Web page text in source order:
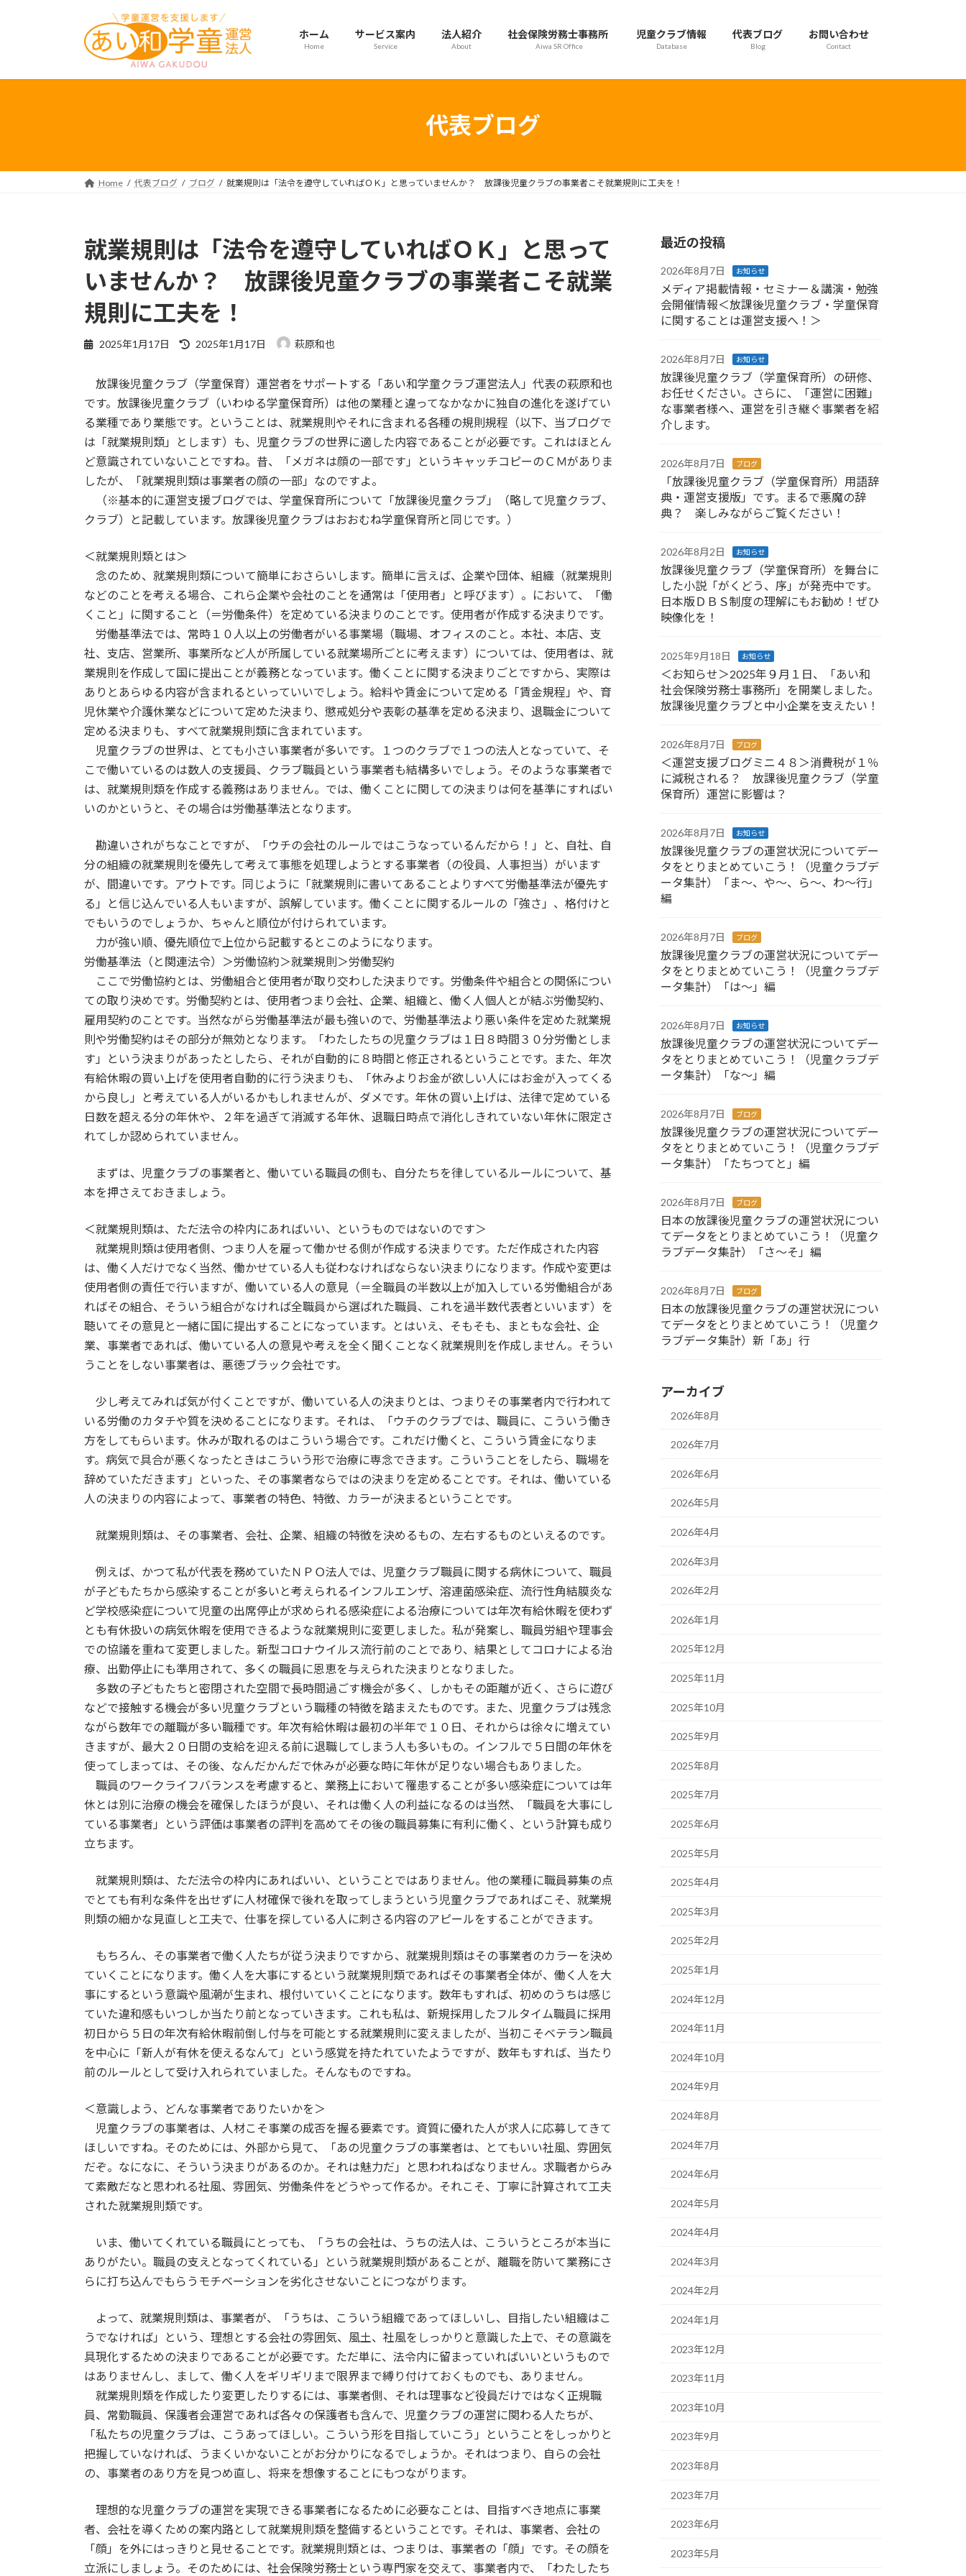
ツ
シ
ホーム
Home
サービス案内
Service
法人紹介
About
社会保険労務士事務所
Aiwa SR Office
児童クラブ情報
Database
代表ブログ
Blog
お問い合わせ
Contact
代表ブログ
Home 代表ブログ ブログ 就業規則は「法令を遵守していればＯＫ」と思っていませんか？ 放課後児童クラブの事業者こそ就業規則に工夫を！
就業規則は「法令を遵守していればＯＫ」と思って
いませんか？ 放課後児童クラブの事業者こそ就業
規則に工夫を！
2025年1月17日
最
新
日
:
2025年1月17日 萩原和也
放課後児童クラブ（学童保育）運営者をサポートする「あい和学童クラブ運営法人」代表の萩原和也
です。放課後児童クラブ（いわゆる学童保育所）は他の業種と違ってなかなかに独自の進化を遂げてい
る業種であり業態です。ということは、就業規則やそれに含まれる各種の規則規程（以下、当ブログで
は「就業規則類」とします）も、児童クラブの世界に適した内容であることが必要です。これはほとん
ど意識されていないことですね。昔、「メガネは顔の一部です」というキャッチコピーのＣＭがありま
したが、「就業規則類は事業者の顔の一部」なのですよ。
（※基本的に運営支援ブログでは、学童保育所について「放課後児童クラブ」（略して児童クラブ、
クラブ）と記載しています。放課後児童クラブはおおむね学童保育所と同じです。）
＜就業規則類とは＞
念のため、就業規則類について簡単におさらいします。簡単に言えば、企業や団体、組織（就業規則
などのことを考える場合、これら企業や会社のことを通常は「使用者」と呼びます）。において、「働
くこと」に関すること（＝労働条件）を定めている決まりのことです。使用者が作成する決まりです。
労働基準法では、常時１０人以上の労働者がいる事業場（職場、オフィスのこと。本社、本店、支
社、支店、営業所、事業所など人が所属している就業場所ごとに考えます）については、使用者は、就
業規則を作成して国に提出ことが義務となっています。働くことに関する決まりごとですから、実際は
ありとあらゆる内容が含まれるといっていいでしょう。給料や賃金について定める「賃金規程」や、育
児休業や介護休業などについて定めた決まり、懲戒処分や表彰の基準を定める決まり、退職金について
定める決まりも、すべて就業規則類に含まれています。
児童クラブの世界は、とても小さい事業者が多いです。１つのクラブで１つの法人となっていて、そ
こで働いているのは数人の支援員、クラブ職員という事業者も結構多いでしょう。そのような事業者で
は、就業規則類を作成する義務はありません。では、働くことに関しての決まりは何を基準にすればい
いのかというと、その場合は労働基準法となります。
勘違いされがちなことですが、「ウチの会社のルールではこうなっているんだから！」と、自社、自
分の組織の就業規則を優先して考えて事態を処理しようとする事業者（の役員、人事担当）がいます
が、間違いです。アウトです。同じように「就業規則に書いてあることよりすべて労働基準法が優先す
る」と信じ込んでいる人もいますが、誤解しています。働くことに関するルールの「強さ」、格付けと
でもいうのでしょうか、ちゃんと順位が付けられています。
力が強い順、優先順位で上位から記載するとこのようになります。
労働基準法（と関連法令）＞労働協約＞就業規則＞労働契約
ここで労働協約とは、労働組合と使用者が取り交わした決まりです。労働条件や組合との関係につい
ての取り決めです。労働契約とは、使用者つまり会社、企業、組織と、働く人個人とが結ぶ労働契約、
雇用契約のことです。当然ながら労働基準法が最も強いので、労働基準法より悪い条件を定めた就業規
則や労働契約はその部分が無効となります。「わたしたちの児童クラブは１日８時間３０分労働としま
す」という決まりがあったとしたら、それが自動的に８時間と修正されるということです。また、年次
有給休暇の買い上げを使用者自動的に行う決まりも、「休みよりお金が欲しい人にはお金が入ってくる
から良し」と考えている人がいるかもしれませんが、ダメです。年休の買い上げは、法律で定めている
日数を超える分の年休や、２年を過ぎて消滅する年休、退職日時点で消化しきれていない年休に限定さ
れてしか認められていません。
まずは、児童クラブの事業者と、働いている職員の側も、自分たちを律しているルールについて、基
本を押さえておきましょう。
＜就業規則類は、ただ法令の枠内にあればいい、というものではないのです＞
就業規則類は使用者側、つまり人を雇って働かせる側が作成する決まりです。ただ作成された内容
は、働く人だけでなく当然、働かせている人も従わなければならない決まりになります。作成や変更は
使用者側の責任で行いますが、働いている人の意見（＝全職員の半数以上が加入している労働組合があ
ればその組合、そういう組合がなければ全職員から選ばれた職員、これを過半数代表者といいます）を
聴いてその意見と一緒に国に提出することになっています。とはいえ、そもそも、まともな会社、企
業、事業者であれば、働いている人の意見や考えを全く聞くことなく就業規則を作成しません。そうい
うことをしない事業者は、悪徳ブラック会社です。
少し考えてみれば気が付くことですが、働いている人の決まりとは、つまりその事業者内で行われて
いる労働のカタチや質を決めることになります。それは、「ウチのクラブでは、職員に、こういう働き
方をしてもらいます。休みが取れるのはこういう場合です。これだけ働くと、こういう賃金になりま
す。病気で具合が悪くなったときはこういう形で治療に専念できます。こういうことをしたら、職場を
辞めていただきます」といった、その事業者ならではの決まりを定めることです。それは、働いている
人の決まりの内容によって、事業者の特色、特徴、カラーが決まるということです。
就業規則類は、その事業者、会社、企業、組織の特徴を決めるもの、左右するものといえるのです。
例えば、かつて私が代表を務めていたＮＰＯ法人では、児童クラブ職員に関する病休について、職員
が子どもたちから感染することが多いと考えられるインフルエンザ、溶連菌感染症、流行性角結膜炎な
ど学校感染症について児童の出席停止が求められる感染症による治療については年次有給休暇を使わず
とも有休扱いの病気休暇を使用できるような就業規則に変更しました。私が発案し、職員労組や理事会
での協議を重ねて変更しました。新型コロナウイルス流行前のことであり、結果としてコロナによる治
療、出勤停止にも準用されて、多くの職員に恩恵を与えられた決まりとなりました。
多数の子どもたちと密閉された空間で長時間過ごす機会が多く、しかもその距離が近く、さらに遊び
などで接触する機会が多い児童クラブという職種の特徴を踏まえたものです。また、児童クラブは残念
ながら数年での離職が多い職種です。年次有給休暇は最初の半年で１０日、それからは徐々に増えてい
きますが、最大２０日間の支給を迎える前に退職してしまう人も多いもの。インフルで５日間の年休を
使ってしまっては、その後、なんだかんだで休みが必要な時に年休が足りない場合もありました。
職員のワークライフバランスを考慮すると、業務上において罹患することが多い感染症については年
休とは別に治療の機会を確保したほうが良い、それは働く人の利益になるのは当然、「職員を大事にし
ている事業者」という評価は事業者の評判を高めてその後の職員募集に有利に働く、という計算も成り
立ちます。
就業規則類は、ただ法令の枠内にあればいい、ということではありません。他の業種に職員募集の点
でとても有利な条件を出せずに人材確保で後れを取ってしまうという児童クラブであればこそ、就業規
則類の細かな見直しと工夫で、仕事を探している人に刺さる内容のアピールをすることができます。
もちろん、その事業者で働く人たちが従う決まりですから、就業規則類はその事業者のカラーを決め
ていくことになります。働く人を大事にするという就業規則類であればその事業者全体が、働く人を大
事にするという意識や風潮が生まれ、根付いていくことになります。数年もすれば、初めのうちは感じ
ていた違和感もいつしか当たり前となっていきます。これも私は、新規採用したフルタイム職員に採用
初日から５日の年次有給休暇前倒し付与を可能とする就業規則に変えましたが、当初こそベテラン職員
を中心に「新人が有休を使えるなんて」という感覚を持たれていたようですが、数年もすれば、当たり
前のルールとして受け入れられていました。そんなものですね。
＜意識しよう、どんな事業者でありたいかを＞
児童クラブの事業者は、人材こそ事業の成否を握る要素です。資質に優れた人が求人に応募してきて
ほしいですね。そのためには、外部から見て、「あの児童クラブの事業者は、とてもいい社風、雰囲気
だぞ。なになに、そういう決まりがあるのか。それは魅力だ」と思われねばなりません。求職者からみ
て素敵だなと思われる社風、雰囲気、労働条件をどうやって作るか。それこそ、丁寧に計算されて工夫
された就業規則類です。
いま、働いてくれている職員にとっても、「うちの会社は、うちの法人は、こういうところが本当に
ありがたい。職員の支えとなってくれている」という就業規則類があることが、離職を防いて業務にさ
らに打ち込んでもらうモチベーションを劣化させないことにつながります。
よって、就業規則類は、事業者が、「うちは、こういう組織であってほしいし、目指したい組織はこ
うでなければ」という、理想とする会社の雰囲気、風土、社風をしっかりと意識した上で、その意識を
具現化するための決まりであることが必要です。ただ単に、法令内に留まっていればいいというもので
はありませんし、まして、働く人をギリギリまで限界まで縛り付けておくものでも、ありません。
就業規則類を作成したり変更したりするには、事業者側、それは理事など役員だけではなく正規職
員、常勤職員、保護者会運営であれば各々の保護者も含んで、児童クラブの運営に関わる人たちが、
「私たちの児童クラブは、こうあってほしい。こういう形を目指していこう」ということをしっかりと
把握していなければ、うまくいかないことがお分かりになるでしょうか。それはつまり、自らの会社
の、事業者のあり方を見つめ直し、将来を想像することにもつながります。
理想的な児童クラブの運営を実現できる事業者になるために必要なことは、目指すべき地点に事業
者、会社を導くための案内路として就業規則類を整備するということです。それは、事業者、会社の
「顔」を外にはっきりと見せることです。就業規則類とは、つまりは、事業者の「顔」です。その顔を
立派にしましょう。そのためには、社会保険労務士という専門家を交えて、事業者内で、「わたしたち
最近の投稿
2026年8月7日 お知らせ
メディア掲載情報・セミナー＆講演・勉強
会開催情報＜放課後児童クラブ・学童保育
に関することは運営支援へ！＞
2026年8月7日 お知らせ
放課後児童クラブ（学童保育所）の研修、
お任せください。さらに、「運営に困難」
な事業者様へ、運営を引き継ぐ事業者を紹
介します。
2026年8月7日 ブログ
「放課後児童クラブ（学童保育所）用語辞
典・運営支援版」です。まるで悪魔の辞
典？ 楽しみながらご覧ください！
2026年8月2日 お知らせ
放課後児童クラブ（学童保育所）を舞台に
した小説「がくどう、序」が発売中です。
日本版ＤＢＳ制度の理解にもお勧め！ぜひ
映像化を！
2025年9月18日 お知らせ
＜お知らせ＞2025年９月１日、「あい和
社会保険労務士事務所」を開業しました。
放課後児童クラブと中小企業を支えたい！
2026年8月7日 ブログ
＜運営支援ブログミニ４８＞消費税が１％
に減税される？ 放課後児童クラブ（学童
保育所）運営に影響は？
2026年8月7日 お知らせ
放課後児童クラブの運営状況についてデー
タをとりまとめていこう！（児童クラブデ
ータ集計）「ま～、や～、ら～、わ～行」
編
2026年8月7日 ブログ
放課後児童クラブの運営状況についてデー
タをとりまとめていこう！（児童クラブデ
ータ集計）「は～」編
2026年8月7日 お知らせ
放課後児童クラブの運営状況についてデー
タをとりまとめていこう！（児童クラブデ
ータ集計）「な～」編
2026年8月7日 ブログ
放課後児童クラブの運営状況についてデー
タをとりまとめていこう！（児童クラブデ
ータ集計）「たちつてと」編
2026年8月7日 ブログ
日本の放課後児童クラブの運営状況につい
てデータをとりまとめていこう！（児童ク
ラブデータ集計）「さ～そ」編
2026年8月7日 ブログ
日本の放課後児童クラブの運営状況につい
てデータをとりまとめていこう！（児童ク
ラブデータ集計）新「あ」行
アーカイブ
2026年8月
2026年7月
2026年6月
2026年5月
2026年4月
2026年3月
2026年2月
2026年1月
2025年12月
2025年11月
2025年10月
2025年9月
2025年8月
2025年7月
2025年6月
2025年5月
2025年4月
2025年3月
2025年2月
2025年1月
2024年12月
2024年11月
2024年10月
2024年9月
2024年8月
2024年7月
2024年6月
2024年5月
2024年4月
2024年3月
2024年2月
2024年1月
2023年12月
2023年11月
2023年10月
2023年9月
2023年8月
2023年7月
2023年6月
2023年5月